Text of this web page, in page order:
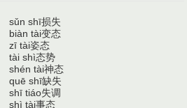
sǔn shī损失
biàn tài变态
zī tài姿态
tài shì态势
shén tài神态
quē shī缺失
shī tiáo失调
shì tài事态